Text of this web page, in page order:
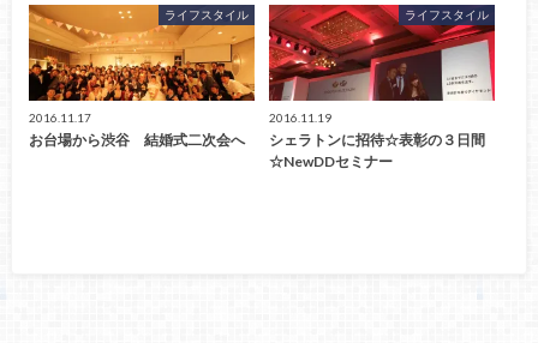
ライフスタイル
2016.11.17
お台場から渋谷 結婚式二次会へ
ライフスタイル
2016.11.19
シェラトンに招待☆表彰の３日間
☆NewDDセミナー